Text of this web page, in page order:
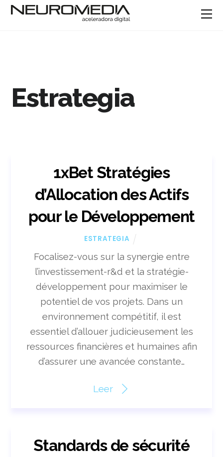
Estrategia
1xBet Stratégies
d’Allocation des Actifs
pour le Développement
ESTRATEGIA
Focalisez-vous sur la synergie entre
l’investissement-r&d et la stratégie-
développement pour maximiser le
potentiel de vos projets. Dans un
environnement compétitif, il est
essentiel d’allouer judicieusement les
ressources financières et humaines afin
d’assurer une avancée constante…
Leer
Standards de sécurité